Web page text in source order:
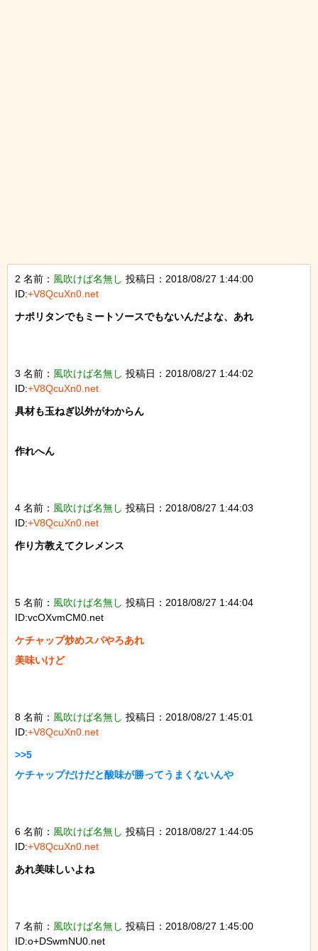
2 名前： 風吹けば名無し 投稿日：2018/08/27 1:44:00
ID:+V8QcuXn0.net
ナポリタンでもミートソースでもないんだよな、あれ
3 名前： 風吹けば名無し 投稿日：2018/08/27 1:44:02
ID:+V8QcuXn0.net
具材も玉ねぎ以外がわからん
作れへん
4 名前： 風吹けば名無し 投稿日：2018/08/27 1:44:03
ID:+V8QcuXn0.net
作り方教えてクレメンス
5 名前： 風吹けば名無し 投稿日：2018/08/27 1:44:04
ID:vcOXvmCM0.net
ケチャップ炒めスパやろあれ
美味いけど
8 名前： 風吹けば名無し 投稿日：2018/08/27 1:45:01
ID:+V8QcuXn0.net
>>5
ケチャップだけだと酸味が勝ってうまくないんや
6 名前： 風吹けば名無し 投稿日：2018/08/27 1:44:05
ID:+V8QcuXn0.net
あれ美味しいよね
7 名前： 風吹けば名無し 投稿日：2018/08/27 1:45:00
ID:o+DSwmNU0.net